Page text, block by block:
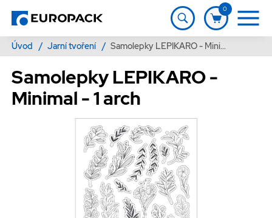
0
Úvod / Jarní tvoření / Samolepky LEPIKARO - Minimal - 1 arch
Samolepky LEPIKARO -
Minimal - 1 arch